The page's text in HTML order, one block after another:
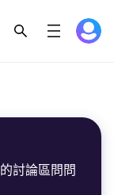
討論區問問